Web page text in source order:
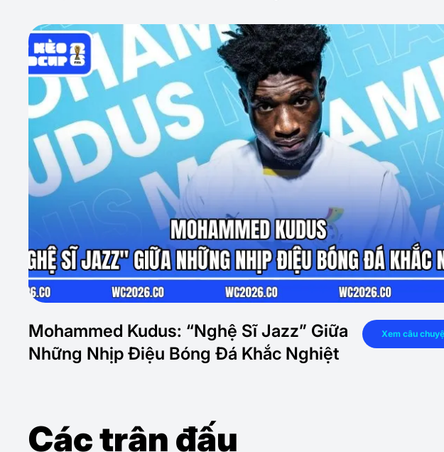
Mohammed Kudus: “Nghệ Sĩ Jazz” Giữa
Những Nhịp Điệu Bóng Đá Khắc Nghiệt
Xem câu
Các trận đấu